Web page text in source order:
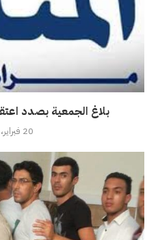
بلاغ الجمعية بصدد
20 فبراير، 2018